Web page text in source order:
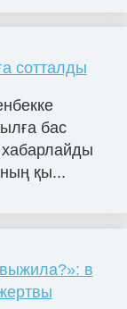
сотталды
бас
қы...
в